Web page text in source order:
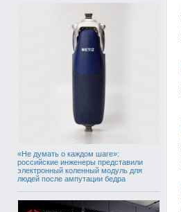
«Не думать о каждом шаге»:
российские инженеры представили
электронный коленный модуль для
людей после ампутации бедра